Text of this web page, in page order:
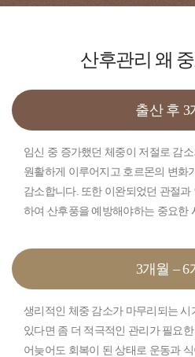
산후관리 왜
출산 후 3
임신 중 증가했던 체중이 저절로 감
원활하게 이루어지고 호르몬의 변화
감소합니다. 또한 이완되었던 관절
하여 산후풍을 예방해야하는 중요한
3개월 – 6
생리적인 체중 감소가 마무리되는 시
있다면 좀 더 적극적인 관리가 필요
어늦어도 회복이 된 상태로 운동과